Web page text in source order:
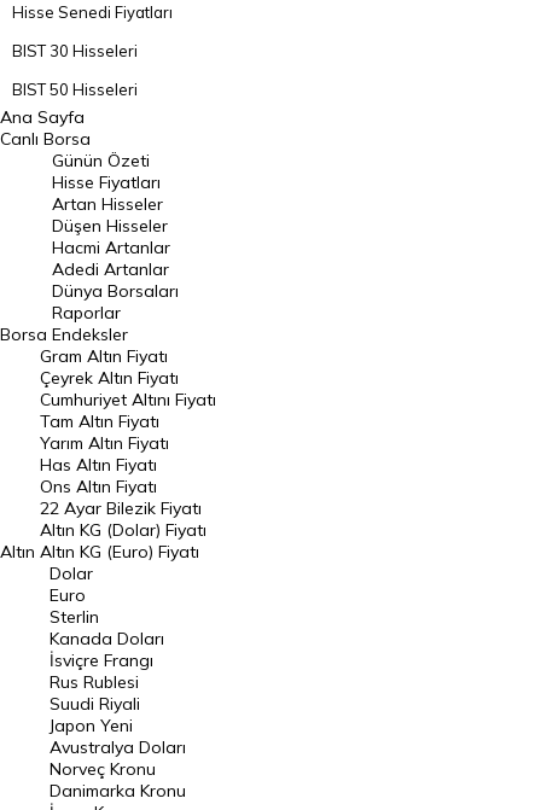
Hisse Senedi Fiyatları
BIST 30 Hisseleri
BIST 50 Hisseleri
BIST 100 Hisseleri
En Çok Artan Hisseler
En Çok Düşen Hisseler
Hacmi Artanlar
Geçmiş Kapanışlar
Dünya Borsaları
Raporlar
Endeksler
DÖVİZ
Döviz Kuru
Dolar Kuru
Euro Kuru
Pound Kuru
Frank Kuru
Riyal Kuru
Avustralya Doları
Danimarka Kronu Kuru
Kanada Doları Kuru
Ana Sayfa
Canlı Borsa
Borsa
Günün Özeti
Hisse Fiyatları
Artan Hisseler
Düşen Hisseler
Hacmi Artanlar
Adedi Artanlar
Dünya Borsaları
Raporlar
Endeksler
Altın
Gram Altın Fiyatı
Çeyrek Altın Fiyatı
Cumhuriyet Altını Fiyatı
Tam Altın Fiyatı
Yarım Altın Fiyatı
Has Altın Fiyatı
Ons Altın Fiyatı
22 Ayar Bilezik Fiyatı
Altın KG (Dolar) Fiyatı
Altın KG (Euro) Fiyatı
Dolar
Euro
Sterlin
Kanada Doları
İsviçre Frangı
Rus Rublesi
Suudi Riyali
Japon Yeni
Avustralya Doları
Norveç Kronu
Danimarka Kronu